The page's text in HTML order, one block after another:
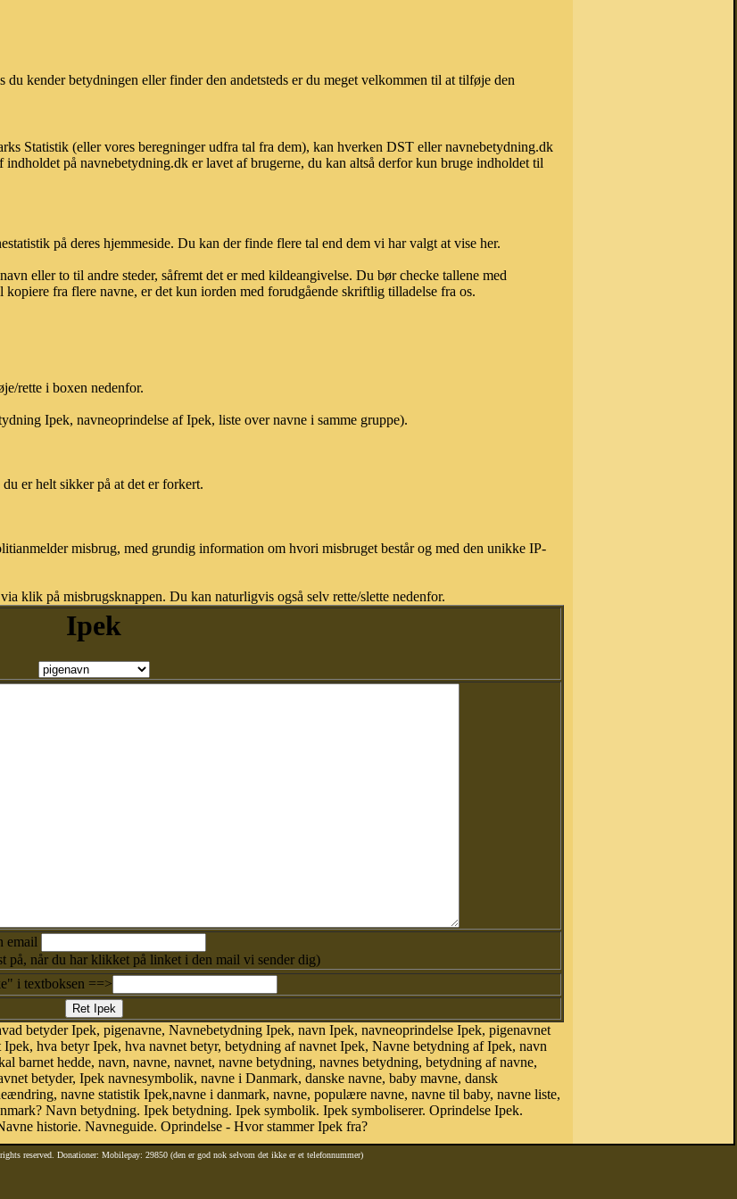
kender betydningen eller finder den andetsteds er du meget velkommen til at tilføje den
Statistik (eller vores beregninger udfra tal fra dem), kan hverken DST eller navnebetydning.dk
på navnebetydning.dk er lavet af brugerne, du kan altså derfor kun bruge indholdet til
på deres hjemmeside. Du kan der finde flere tal end dem vi har valgt at vise her.
eller to til andre steder, såfremt det er med kildeangivelse. Du bør checke tallene med
fra flere navne, er det kun iorden med forudgående skriftlig tilladelse fra os.
rette i boxen nedenfor.
Ipek, navneoprindelse af Ipek, liste over navne i samme gruppe).
er helt sikker på at det er forkert.
misbrug, med grundig information om hvori misbruget består og med den unikke IP-
klik på misbrugsknappen. Du kan naturligvis også selv rette/slette nedenfor.
Ipek
email
på, når du har klikket på linket i den mail vi sender dig)
i textboksen ==>
betyder Ipek, pigenavne, Navnebetydning Ipek, navn Ipek, navneoprindelse Ipek, pigenavnet
hva betyr Ipek, hva navnet betyr, betydning af navnet Ipek, Navne betydning af Ipek, navn
barnet hedde, navn, navne, navnet, navne betydning, navnes betydning, betydning af navne,
betyder, Ipek navnesymbolik, navne i Danmark, danske navne, baby mavne, dansk
navne statistik Ipek,navne i danmark, navne, populære navne, navne til baby, navne liste,
Navn betydning. Ipek betydning. Ipek symbolik. Ipek symboliserer. Oprindelse Ipek.
historie. Navneguide. Oprindelse - Hvor stammer Ipek fra?
rights reserved. Donationer: Mobilepay: 29850 (den er god nok selvom det ikke er et telefonnummer)